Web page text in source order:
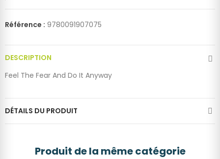
Référence : 9780091907075
DESCRIPTION
Feel The Fear And Do It Anyway
DÉTAILS DU PRODUIT
Produit de la même catégorie